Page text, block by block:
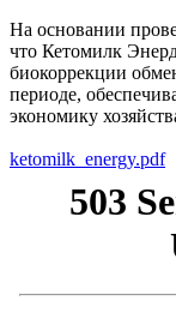
На основании
что Кетомилк
биокоррекции
периоде,
экономику
ketomilk_energy.pdf